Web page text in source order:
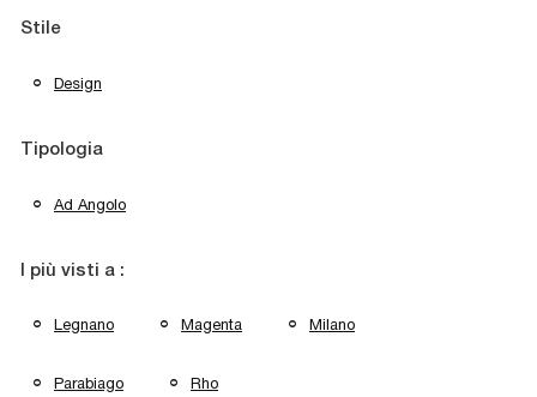
Stile
Design
Tipologia
Ad Angolo
I più visti a :
Legnano Magenta Milano
Parabiago Rho